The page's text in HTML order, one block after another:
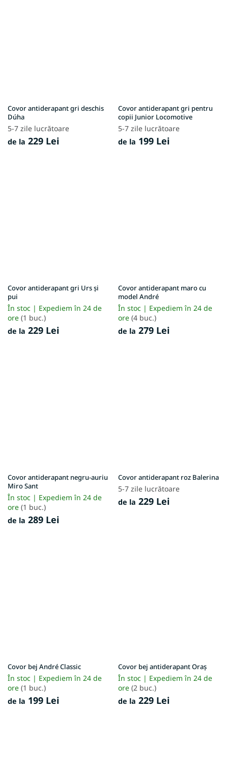
Covor antiderapant gri deschis
Dúha
5-7 zile lucrătoare
de la 229 Lei
Covor antiderapant gri pentru
copii Junior Locomotive
5-7 zile lucrătoare
de la 199 Lei
Covor antiderapant gri Urs și
pui
În stoc | Expediem în 24 de
ore (1 buc.)
de la 229 Lei
Covor antiderapant maro cu
model André
În stoc | Expediem în 24 de
ore (4 buc.)
de la 279 Lei
Covor antiderapant negru-auriu
Miro Sant
În stoc | Expediem în 24 de
ore (1 buc.)
de la 289 Lei
Covor antiderapant roz Balerina
5-7 zile lucrătoare
de la 229 Lei
Covor bej André Classic
În stoc | Expediem în 24 de
ore (1 buc.)
de la 199 Lei
Covor bej antiderapant Oraș
În stoc | Expediem în 24 de
ore (2 buc.)
de la 229 Lei